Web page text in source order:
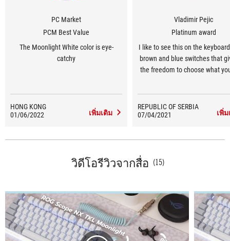
PC Market
PCM Best Value
The Moonlight White color is eye-
catchy
HONG KONG
01/06/2022
เพิ่มเติม
Vladimir Pejic
Platinum award
I like to see this on the
brown and blue switches that
the freedom to choose what
REPUBLIC OF SERBIA
07/04/2021
เพิ่
วิดีโอรีวิวจากสื่อ (15)